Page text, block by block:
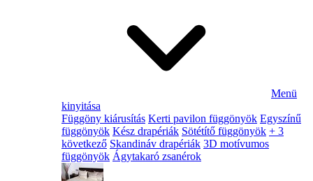
Menü
kinyitása
Függöny kiárusítás Kerti pavilon függönyök Egyszínű
függönyök Kész drapériák Sötétítő függönyök + 3
következő Skandináv drapériák 3D motívumos
függönyök Ágytakaró zsanérok